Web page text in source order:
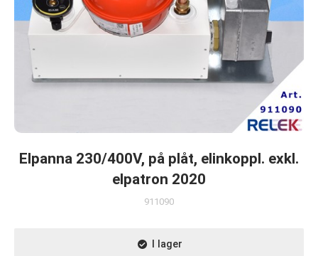
Elpanna 230/400V, på plåt, elinkoppl. exkl.
elpatron 2020
911090
I lager